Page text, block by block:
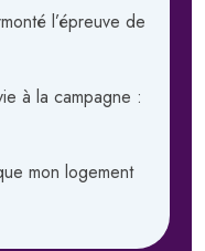
l’épreuve de
à la campagne :
mon logement